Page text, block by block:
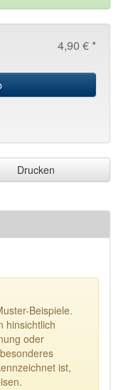
4,90 € *
Drucken
Beispiele.
hinsichtlich
oder
ist,